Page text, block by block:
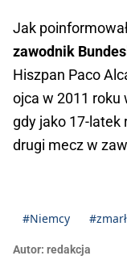
Jak
zawodnik
Hiszpan Paco
ojca w 2011 roku
gdy jako 17-latek
drugi mecz w
#Niemcy #zmarł
Autor: redakcja